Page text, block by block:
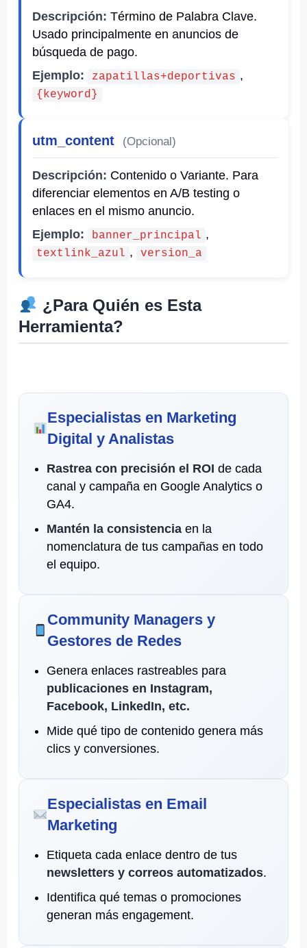
Descripción: Término de Palabra Clave.
Usado principalmente en anuncios de
búsqueda de pago.
Ejemplo:
zapatillas+deportivas ,
{keyword}
utm_content (Opcional)
Descripción: Contenido o Variante. Para
diferenciar elementos en A/B testing o
enlaces en el mismo anuncio.
Ejemplo:
banner_principal ,
textlink_azul , version_a
¿Para Quién es Esta
Herramienta?
Especialistas en Marketing
Digital y Analistas
Rastrea con precisión el ROI de cada
canal y campaña en Google Analytics o
GA4.
Mantén la consistencia en la
nomenclatura de tus campañas en todo
el equipo.
Community Managers y
Gestores de Redes
Genera enlaces rastreables para
publicaciones en Instagram,
Facebook, LinkedIn, etc.
Mide qué tipo de contenido genera más
clics y conversiones.
Especialistas en Email
Marketing
Etiqueta cada enlace dentro de tus
newsletters y correos automatizados.
Identifica qué temas o promociones
generan más engagement.